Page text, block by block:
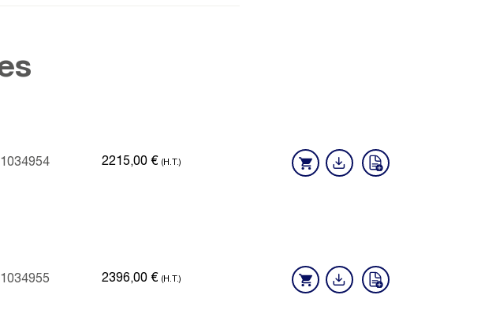
2215,00 € (H.T.)
2396,00 € (H.T.)